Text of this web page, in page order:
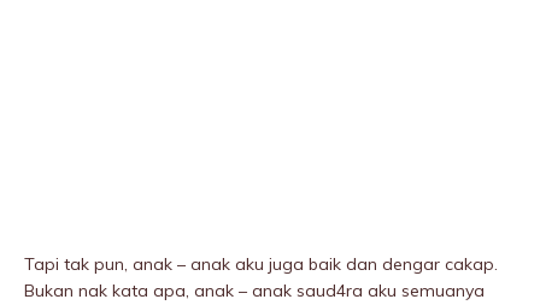
Tapi tak pun, anak – anak aku juga baik dan dengar cakap.
Bukan nak kata apa, anak – anak saud4ra aku semuanya